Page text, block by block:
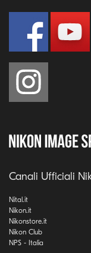
Canali Ufficiali
Nital.it
Nikon.it
Nikonstore.it
Nikon Club
NPS - Italia